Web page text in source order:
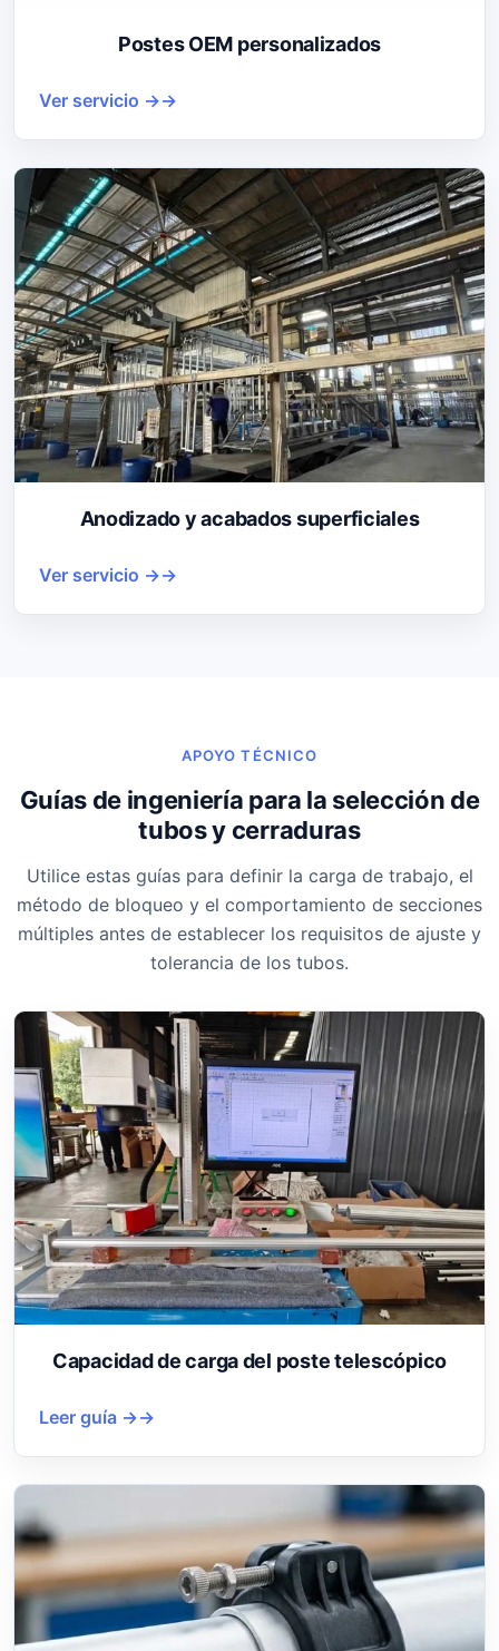
Postes OEM personalizados
Ver servicio →
Anodizado y acabados superficiales
Ver servicio →
APOYO TÉCNICO
Guías de ingeniería para la selección de
tubos y cerraduras
Utilice estas guías para definir la carga de trabajo, el
método de bloqueo y el comportamiento de secciones
múltiples antes de establecer los requisitos de ajuste y
tolerancia de los tubos.
Capacidad de carga del poste telescópico
Leer guía →